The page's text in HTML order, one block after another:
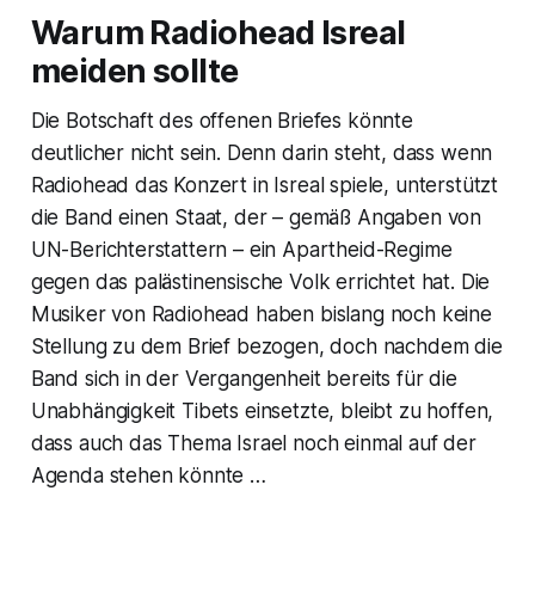
Warum Radiohead Isreal
meiden sollte
Die Botschaft des offenen Briefes könnte
deutlicher nicht sein. Denn darin steht, dass wenn
Radiohead das Konzert in Isreal spiele, unterstützt
die Band einen Staat, der – gemäß Angaben von
UN-Berichterstattern – ein Apartheid-Regime
gegen das palästinensische Volk errichtet hat. Die
Musiker von Radiohead haben bislang noch keine
Stellung zu dem Brief bezogen, doch nachdem die
Band sich in der Vergangenheit bereits für die
Unabhängigkeit Tibets einsetzte, bleibt zu hoffen,
dass auch das Thema Israel noch einmal auf der
Agenda stehen könnte …